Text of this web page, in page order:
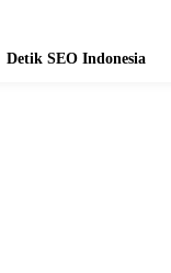
Detik SEO Indonesia